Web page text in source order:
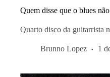
Quem disse que o blues
Quarto disco da guitarrista
Brunno Lopez 1